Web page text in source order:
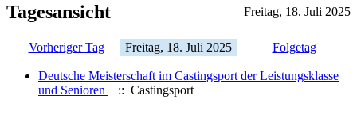
Tagesansicht Freitag, 18. Juli 2025
Vorheriger Tag Freitag, 18. Juli 2025 Folgetag
Deutsche Meisterschaft im Castingsport der Leistungsklasse
und Senioren
:: Castingsport